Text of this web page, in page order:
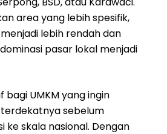
area yang lebih spesifik,
lebih rendah dan
pasar lokal menjadi
bagi UMKM yang ingin
sebelum
ke skala nasional. Dengan